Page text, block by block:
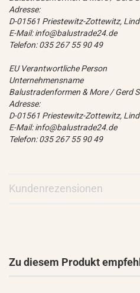
Adresse:
D-01561 Priestewitz-Zottewitz,
E-Mail: info@balustrade24.de
Telefon: 035 267 55 90 49
EU Verantwortliche Person
Unternehmensname
Balustradenformen & More / Gerd
Adresse:
D-01561 Priestewitz-Zottewitz,
E-Mail: info@balustrade24.de
Telefon: 035 267 55 90 49
Kundenrezensionen
Zu diesem Produkt